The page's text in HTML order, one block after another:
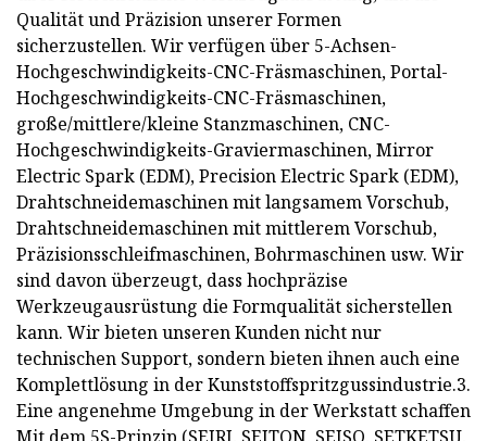
Qualität und Präzision unserer Formen
sicherzustellen. Wir verfügen über 5-Achsen-
Hochgeschwindigkeits-CNC-Fräsmaschinen, Portal-
Hochgeschwindigkeits-CNC-Fräsmaschinen,
große/mittlere/kleine Stanzmaschinen, CNC-
Hochgeschwindigkeits-Graviermaschinen, Mirror
Electric Spark (EDM), Precision Electric Spark (EDM),
Drahtschneidemaschinen mit langsamem Vorschub,
Drahtschneidemaschinen mit mittlerem Vorschub,
Präzisionsschleifmaschinen, Bohrmaschinen usw. Wir
sind davon überzeugt, dass hochpräzise
Werkzeugausrüstung die Formqualität sicherstellen
kann. Wir bieten unseren Kunden nicht nur
technischen Support, sondern bieten ihnen auch eine
Komplettlösung in der Kunststoffspritzgussindustrie.3.
Eine angenehme Umgebung in der Werkstatt schaffen